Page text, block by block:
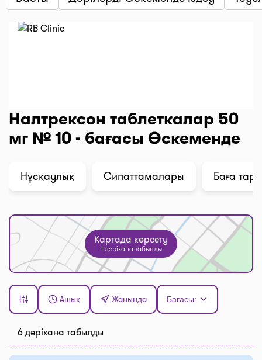
Налтрексон таблеткалар 50
мг № 10 - бағасы Өскеменде
Нұсқаулық Сипаттамалары Баға
Картада көрсету
1 дәріхана табылды
Ашық Жанында Бағасы:
6 дәріхана табылды